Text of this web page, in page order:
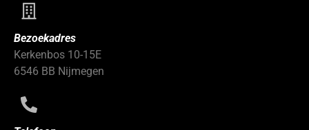
Bezoekadres
Kerkenbos 10-15E
6546 BB Nijmegen